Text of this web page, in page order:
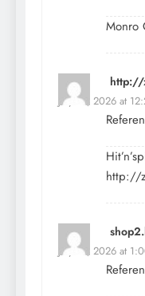
Monro
http://
July 13, 2026 at
http://
July 13, 2026 at